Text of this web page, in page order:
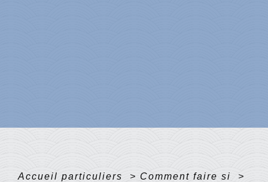
Accueil particuliers > Comment faire si
>